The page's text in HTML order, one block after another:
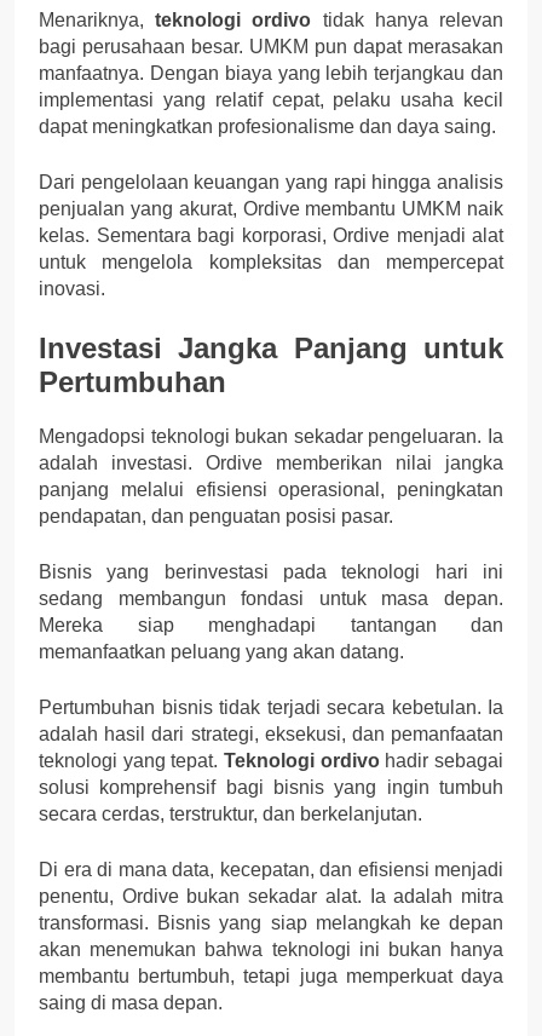
Menariknya,teknologi ordivo tidak hanya relevan
bagi perusahaan besar. UMKM pun dapat merasakan
manfaatnya. Dengan biaya yang lebih terjangkau dan
implementasi yang relatif cepat, pelaku usaha kecil
dapat meningkatkan profesionalisme dan daya saing.
Dari pengelolaan keuangan yang rapi hingga analisis
penjualan yang akurat, Ordive membantu UMKM naik
kelas. Sementara bagi korporasi, Ordive menjadi alat
untuk mengelola kompleksitas dan mempercepat
inovasi.
Investasi Jangka Panjang untuk
Pertumbuhan
Mengadopsi teknologi bukan sekadar pengeluaran. Ia
adalah investasi. Ordive memberikan nilai jangka
panjang melalui efisiensi operasional, peningkatan
pendapatan, dan penguatan posisi pasar.
Bisnis yang berinvestasi pada teknologi hari ini
sedang membangun fondasi untuk masa depan.
Mereka siap menghadapi tantangan dan
memanfaatkan peluang yang akan datang.
Pertumbuhan bisnis tidak terjadi secara kebetulan. Ia
adalah hasil dari strategi, eksekusi, dan pemanfaatan
teknologi yang tepat. Teknologi ordivohadir sebagai
solusi komprehensif bagi bisnis yang ingin tumbuh
secara cerdas, terstruktur, dan berkelanjutan.
Di era di mana data, kecepatan, dan efisiensi menjadi
penentu, Ordive bukan sekadar alat. Ia adalah mitra
transformasi. Bisnis yang siap melangkah ke depan
akan menemukan bahwa teknologi ini bukan hanya
membantu bertumbuh, tetapi juga memperkuat daya
saing di masa depan.